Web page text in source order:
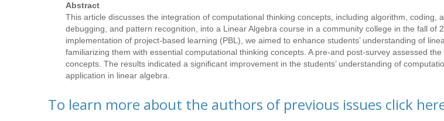
Abstract
This article discusses the integration of computational thinking concepts, including algorithm, coding,
debugging, and pattern recognition, into a Linear Algebra course in a community college in the fall of
implementation of project-based learning (PBL), we aimed to enhance students’ understanding of
familiarizing them with essential computational thinking concepts. A pre-and post-survey assessed the
concepts. The results indicated a significant improvement in the students’ understanding of
application in linear algebra.
To learn more about the authors of previous issues click